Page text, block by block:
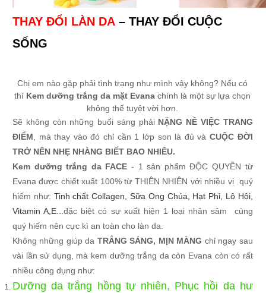
THAY ĐỔI LÀN DA – THAY ĐỔI CUỘC
SỐNG
Chị em nào gặp phải tình trạng như mình vậy không? Nếu có
thì Kem dưỡng trắng da mặt Evana chính là một sự lựa chọn
không thể tuyệt vời hơn.
Sẽ không còn những buổi sáng phải NẶNG NỀ VIỆC TRANG
ĐIỂM , mà thay vào đó chỉ cần 1 lớp son là đủ vàCUỘC ĐỜI
TRỞ NÊN NHẸ NHÀNG BIẾT BAO NHIÊU.
Kem dưỡng trắng da FACE - 1 sản phẩm ĐỘC QUYỀN từ
Evana được chiết xuất 100% từ THIÊN NHIÊN với nhiều vị quý
hiếm như: Tinh chất Collagen, Sữa Ong Chúa, Hạt Phỉ, Lô Hội,
Vitamin A,E ...đặc biệt có sự xuất hiện 1 loại nhân sâm cùng
quý hiếm nên cực kì an toàn cho làn da.
Không những giúp da TRẮNG SÁNG, MỊN MÀNG chỉ ngay sau
vài lần sử dụng, mà kem dưỡng trắng da còn Evana còn có rất
nhiều công dụng như:
Dưỡng da trắng hồng tự nhiên, Phục hồi da hư